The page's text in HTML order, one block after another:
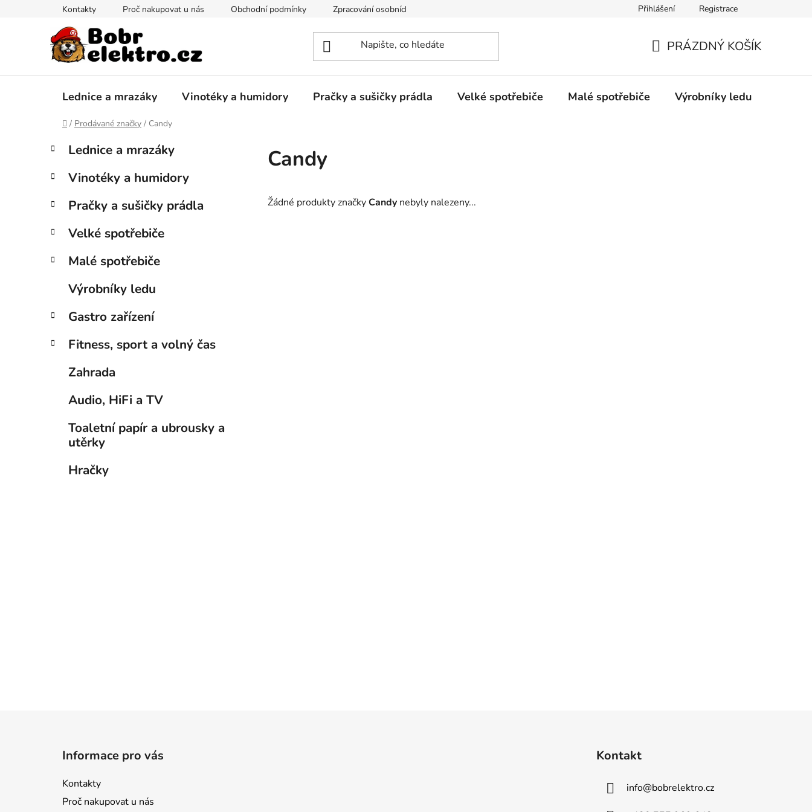
Kontakty Proč nakupovat u nás Obchodní podmínky Zpracování osobních údajů Oprava a výkup výrobníků ledu Značka Bauknecht
Přihlášení Registrace
KOŠÍK
PRÁZDNÝ KOŠÍK
Lednice a mrazáky Vinotéky a humidory Pračky a sušičky prádla Velké spotřebiče Malé spotřebiče Výrobníky ledu
Domů
/ Prodávané značky / Candy
P
s
r
n
n
í
n
l
Přeskočit
kategorie
K
a
e
o
i
Lednice a mrazáky
Vinotéky a humidory
Pračky a sušičky prádla
Velké spotřebiče
Malé spotřebiče
Výrobníky ledu
Gastro zařízení
Fitness, sport a volný čas
Zahrada
Audio, HiFi a TV
Toaletní papír a ubrousky a
utěrky
Hračky
Candy
Žádné produkty značkyCandy nebyly nalezeny...
Informace pro vás
Kontakty
Proč nakupovat u nás
Kontakt
info@bobrelektro.cz